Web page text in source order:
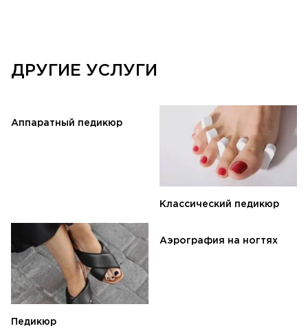
ДРУГИЕ УСЛУГИ
Аппаратный педикюр
Классический педикюр
Педикюр
Аэрография на ногтях